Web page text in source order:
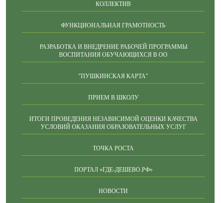
КОЛЛЕКТИВ
ФУНКЦИОНАЛЬНАЯ ГРАМОТНОСТЬ
РАЗРАБОТКА И ВНЕДРЕНИЕ РАБОЧЕЙ ПРОГРАММЫ
ВОСПИТАНИЯ ОБУЧАЮЩИХСЯ В ОО
"ПУШКИНСКАЯ КАРТА"
ПРИЕМ В ШКОЛУ
ИТОГИ ПРОВЕДЕНИЯ НЕЗАВИСИМОЙ ОЦЕНКИ КАЧЕСТВА
УСЛОВИЙ ОКАЗАНИЯ ОБРАЗОВАТЕЛЬНЫХ УСЛУГ
ТОЧКА РОСТА
ПОРТАЛ «ГДЕ-ДЕШЕВО.РФ»
НОВОСТИ